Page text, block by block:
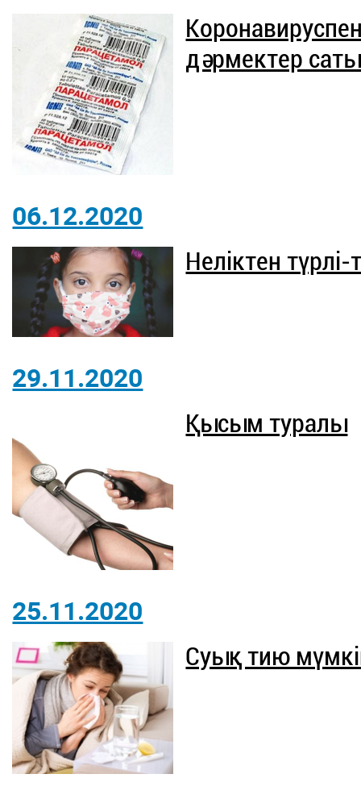
дәрмектер
06.12.2020
Неліктен түрлі-
29.11.2020
Қысым туралы
25.11.2020
Суық тию